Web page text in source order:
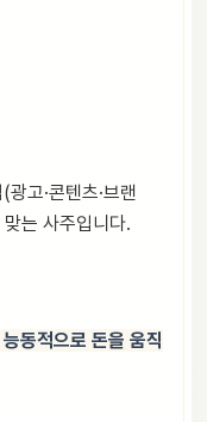
고·콘텐츠·브랜
는 사주입니다.
능동적으로 돈을 움직